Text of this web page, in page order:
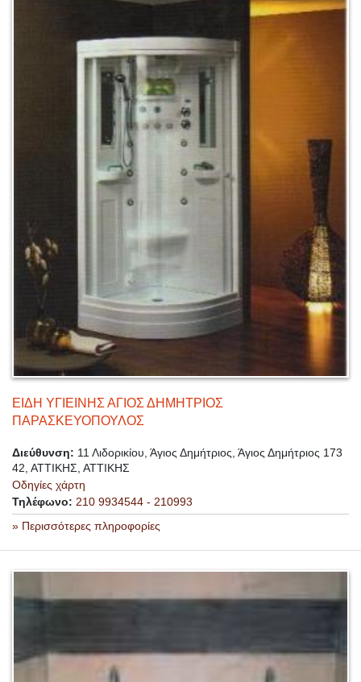
ΕΙΔΗ ΥΓΙΕΙΝΗΣ ΑΓΙΟΣ ΔΗΜΗΤΡΙΟΣ
ΠΑΡΑΣΚΕΥΟΠΟΥΛΟΣ
Διεύθυνση: 11 Λιδορικίου, Άγιος Δημήτριος, Άγιος Δημήτριος 173
42, ΑΤΤΙΚΗΣ, ΑΤΤΙΚΗΣ
Οδηγίες χάρτη
Τηλέφωνο: 210 9934544 - 210993
» Περισσότερες πληροφορίες